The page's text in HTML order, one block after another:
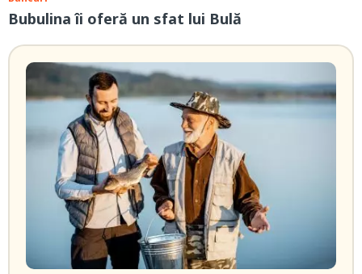
Bubulina îi oferă un sfat lui Bulă